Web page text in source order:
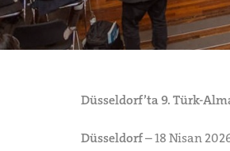
Düsseldorf’ta 9. Türk-
Düsseldorf– 18 Nisan